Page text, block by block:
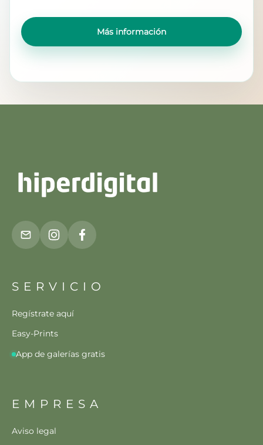
Más información
SERVICIO
Regístrate aquí
Easy-Prints
App de galerías gratis
EMPRESA
Aviso legal